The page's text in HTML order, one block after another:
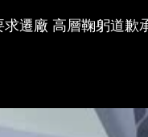
遷廠 高層鞠躬道歉